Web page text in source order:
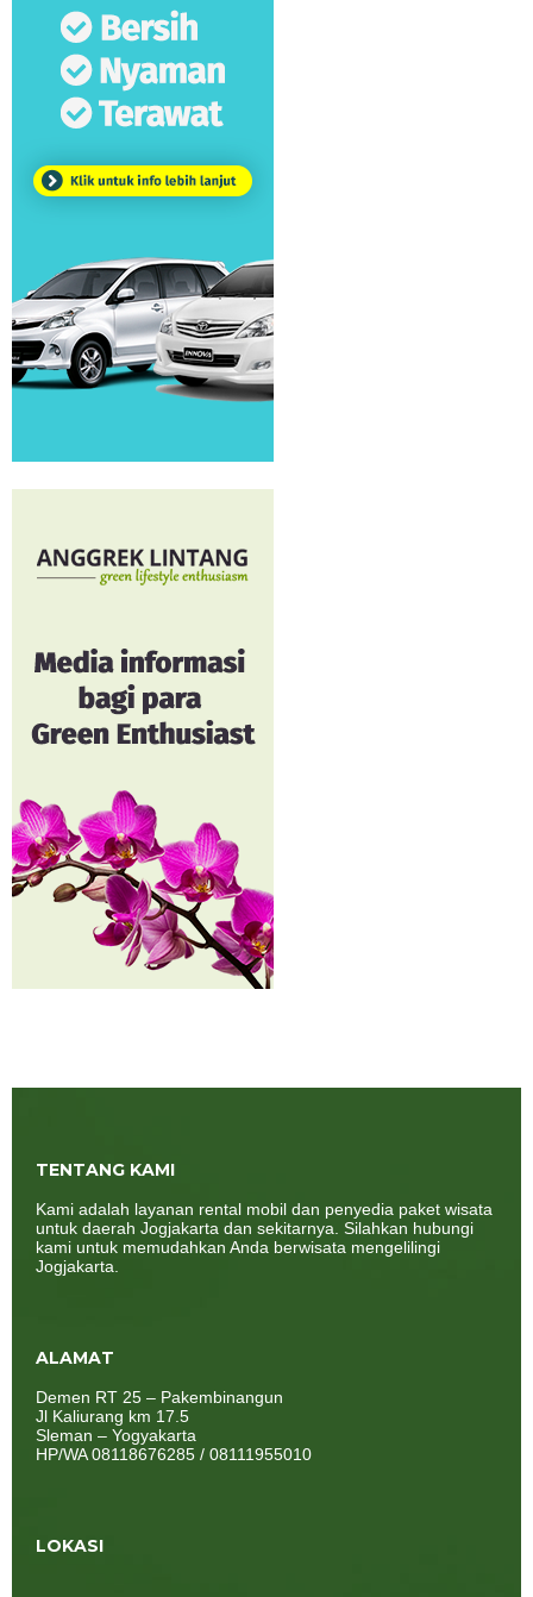
TENTANG KAMI
Kami adalah layanan rental mobil dan penyedia paket wisata
untuk daerah Jogjakarta dan sekitarnya. Silahkan hubungi
kami untuk memudahkan Anda berwisata mengelilingi
Jogjakarta.
ALAMAT
Demen RT 25 – Pakembinangun
Jl Kaliurang km 17.5
Sleman – Yogyakarta
HP/WA 08118676285 / 08111955010
LOKASI